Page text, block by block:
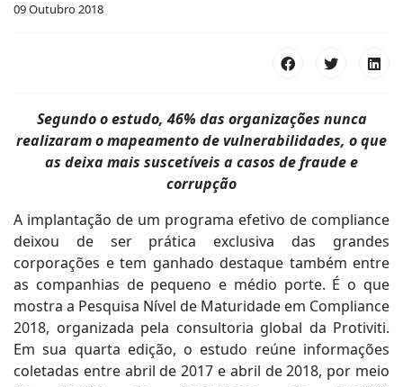
09 Outubro 2018
Segundo o estudo, 46% das organizações nunca
realizaram o mapeamento de vulnerabilidades, o que
as deixa mais suscetíveis a casos de fraude e
corrupção
A implantação de um programa efetivo de compliance
deixou de ser prática exclusiva das grandes
corporações e tem ganhado destaque também entre
as companhias de pequeno e médio porte. É o que
mostra a Pesquisa Nível de Maturidade em Compliance
2018, organizada pela consultoria global da Protiviti.
Em sua quarta edição, o estudo reúne informações
coletadas entre abril de 2017 e abril de 2018, por meio